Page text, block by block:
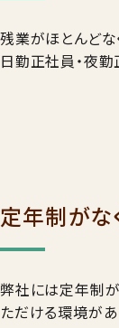
残業がほとんどな
日勤正社員・夜
定年制がな
弊社には定年制が
ただける環境があ